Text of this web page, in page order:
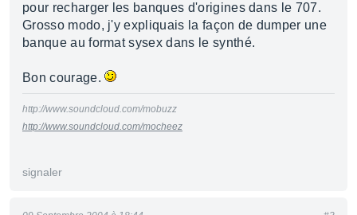
pour recharger les banques d'origines dans le 707.
Grosso modo, j'y expliquais la façon de dumper une
banque au format sysex dans le synthé.
Bon courage.
http://www.soundcloud.com/mobuzz
http://www.soundcloud.com/mocheez
signaler